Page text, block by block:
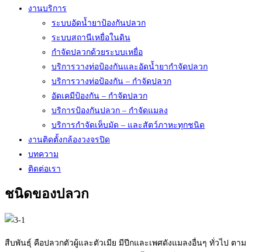
งานบริการ
ระบบอัดน้ำยาป้องกันปลวก
ระบบสถานีเหยื่อในดิน
กำจัดปลวกด้วยระบบเหยื่อ
บริการวางท่อป้องกันและอัดน้ำยากำจัดปลวก
บริการวางท่อป้องกัน – กำจัดปลวก
อัดเคมีป้องกัน – กำจัดปลวก
บริการป้องกันปลวก – กำจัดแมลง
บริการกำจัดเห็บมัด – และสัตว์ภาหะทุกชนิด
งานติดตั้งกล้องวงจรปิด
บทความ
ติดต่อเรา
ชนิดของปลวก
สืบพันธุ์ คือปลวกตัวผู้และตัวเมีย มีปีกและเพศดังแมลงอื่นๆ ทั่วไป ตาม